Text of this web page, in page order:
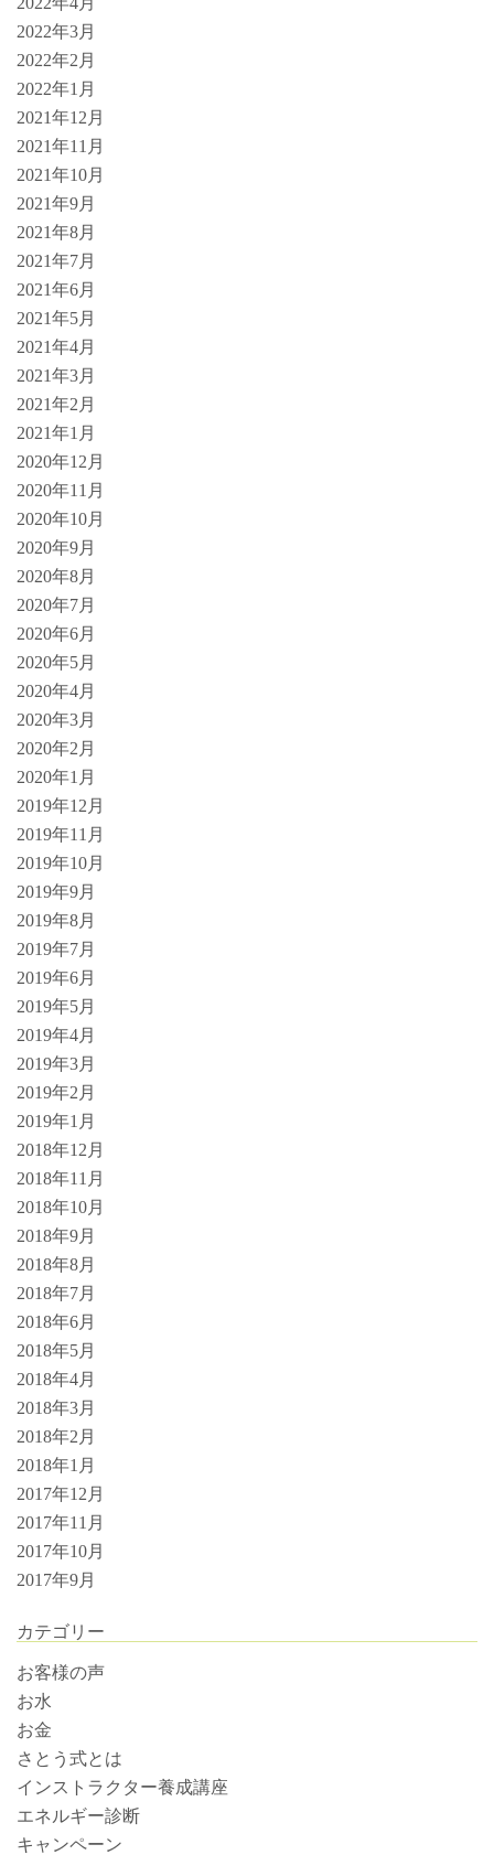
2022年3月
2022年2月
2022年1月
2021年12月
2021年11月
2021年10月
2021年9月
2021年8月
2021年7月
2021年6月
2021年5月
2021年4月
2021年3月
2021年2月
2021年1月
2020年12月
2020年11月
2020年10月
2020年9月
2020年8月
2020年7月
2020年6月
2020年5月
2020年4月
2020年3月
2020年2月
2020年1月
2019年12月
2019年11月
2019年10月
2019年9月
2019年8月
2019年7月
2019年6月
2019年5月
2019年4月
2019年3月
2019年2月
2019年1月
2018年12月
2018年11月
2018年10月
2018年9月
2018年8月
2018年7月
2018年6月
2018年5月
2018年4月
2018年3月
2018年2月
2018年1月
2017年12月
2017年11月
2017年10月
2017年9月
カテゴリー
お客様の声
お水
お金
さとう式とは
インストラクター養成講座
エネルギー診断
キャンペーン